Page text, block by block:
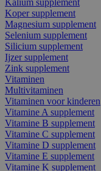
Koper supplement
Magnesium supplement
Selenium supplement
Silicium supplement
Ijzer supplement
Zink supplement
Vitaminen
Multivitaminen
Vitaminen voor kinderen
Vitamine A supplement
Vitamine B supplement
Vitamine C supplement
Vitamine D supplement
Vitamine E supplement
Vitamine K supplement